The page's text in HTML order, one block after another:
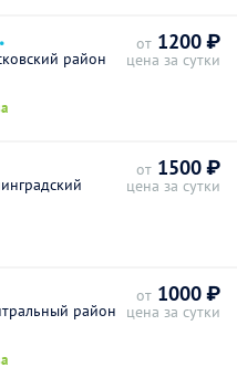
район
от 1200 ₽
цена за сутки
от 1500 ₽
цена за сутки
район
от 1000 ₽
цена за сутки